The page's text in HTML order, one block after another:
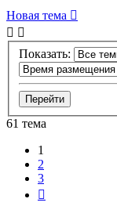
Новая тема
Показать:
61 тема
1
2
3